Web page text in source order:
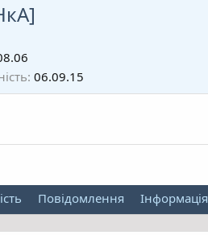
06.09.15
Повідомлення Інформація